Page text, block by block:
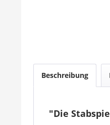
Beschreibung
"Die